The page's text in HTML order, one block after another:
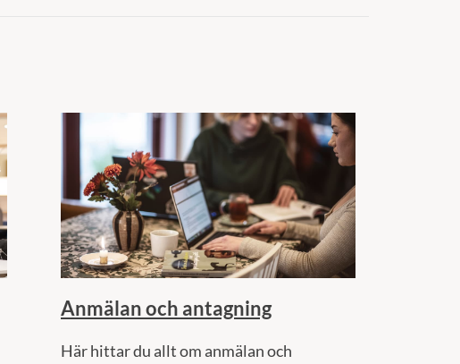
Anmälan och antagning
Här hittar du allt om anmälan och